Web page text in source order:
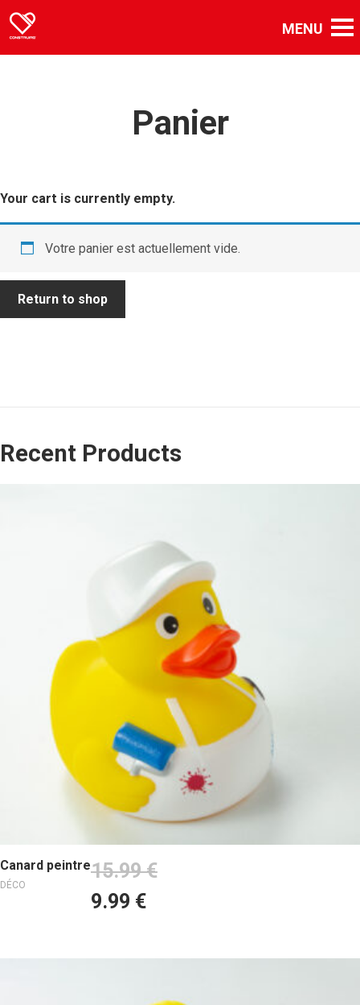
Panier
Your cart is currently empty.
Votre panier est actuellement vide.
Return to shop
Recent Products
Ajouter au panier
Canard peintre
DÉCO
15.99€
9.99 €